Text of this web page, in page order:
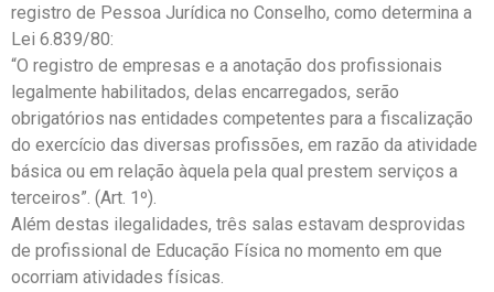
registro de Pessoa Jurídica no Conselho, como determina a
Lei 6.839/80:
“O registro de empresas e a anotação dos profissionais
legalmente habilitados, delas encarregados, serão
obrigatórios nas entidades competentes para a fiscalização
do exercício das diversas profissões, em razão da atividade
básica ou em relação àquela pela qual prestem serviços a
terceiros”. (Art. 1º).
Além destas ilegalidades, três salas estavam desprovidas
de profissional de Educação Física no momento em que
ocorriam atividades físicas.